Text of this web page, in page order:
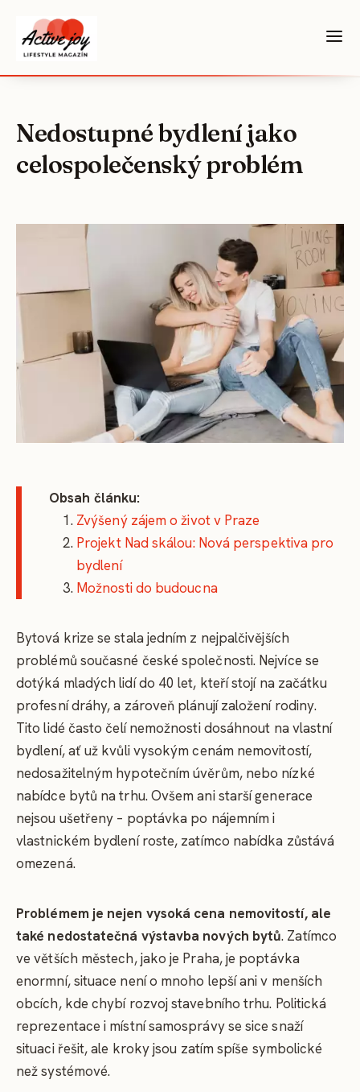
Nedostupné bydlení jako
celospolečenský problém
Obsah článku:
Zvýšený zájem o život v Praze
Projekt Nad skálou: Nová perspektiva pro
bydlení
Možnosti do budoucna
Bytová krize se stala jedním z nejpalčivějších
problémů současné české společnosti. Nejvíce se
dotýká mladých lidí do 40 let, kteří stojí na začátku
profesní dráhy, a zároveň plánují založení rodiny.
Tito lidé často čelí nemožnosti dosáhnout na vlastní
bydlení, ať už kvůli vysokým cenám nemovitostí,
nedosažitelným hypotečním úvěrům, nebo nízké
nabídce bytů na trhu. Ovšem ani starší generace
nejsou ušetřeny – poptávka po nájemním i
vlastnickém bydlení roste, zatímco nabídka zůstává
omezená.
Problémem je nejen vysoká cena nemovitostí, ale
také nedostatečná výstavba nových bytů. Zatímco
ve větších městech, jako je Praha, je poptávka
enormní, situace není o mnoho lepší ani v menších
obcích, kde chybí rozvoj stavebního trhu. Politická
reprezentace i místní samosprávy se sice snaží
situaci řešit, ale kroky jsou zatím spíše symbolické
než systémové.